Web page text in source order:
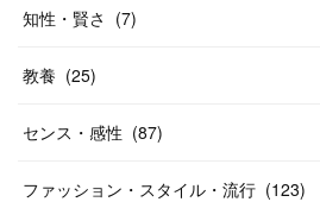
知性・賢さ (7)
教養 (25)
センス・感性 (87)
ファッション・スタイル・流行 (123)